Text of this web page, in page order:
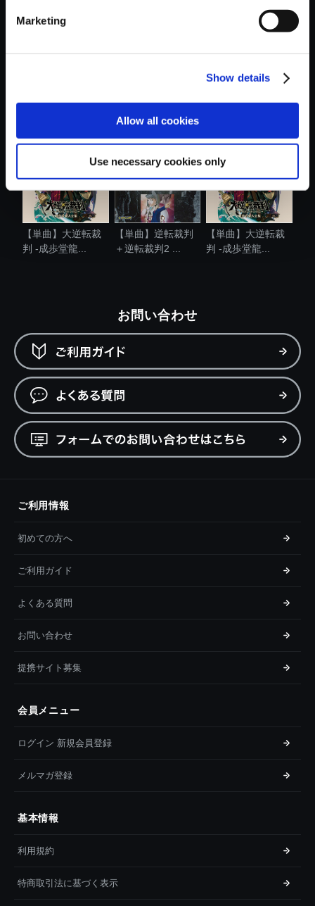
Marketing
Show details
Allow all cookies
Use necessary cookies only
【単曲】大逆転裁
判 -成歩堂龍...
【単曲】逆転裁判
＋逆転裁判2 ...
【単曲】大逆転裁
判 -成歩堂龍...
お問い合わせ
ご利用情報
初めての方へ
ご利用ガイド
よくある質問
お問い合わせ
提携サイト募集
会員メニュー
ログイン 新規会員登録
メルマガ登録
基本情報
利用規約
特商取引法に基づく表示